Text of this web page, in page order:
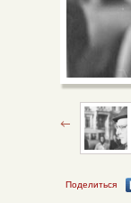
Поделиться